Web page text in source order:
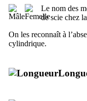
Le nom des
de scie chez
On les reconnaît à
cylindrique.